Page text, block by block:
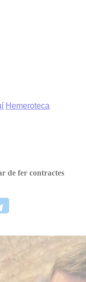
Hemeroteca
de fer contractes